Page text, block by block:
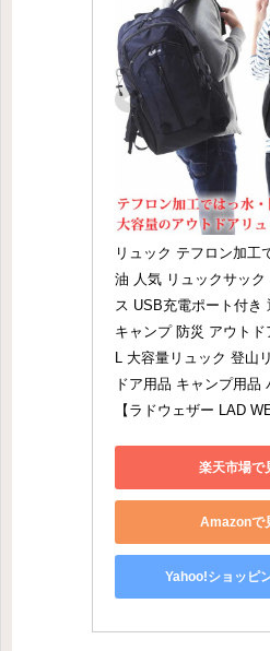
リュック テフロン加工
油 人気 リュックサッ
ス USB充電ポート付き
キャンプ 防災 アウト
L 大容量リュック 登山
ドア用品 キャンプ用品
【ラドウェザー LAD
楽天市場で
Amazonで
Yahoo!ショッピ